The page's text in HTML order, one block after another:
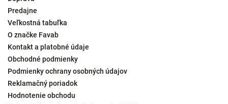
Predajne
Veľkostná tabuľka
O značke Favab
Kontakt a platobné údaje
Obchodné podmienky
Podmienky ochrany osobných údajov
Reklamačný poriadok
Hodnotenie obchodu